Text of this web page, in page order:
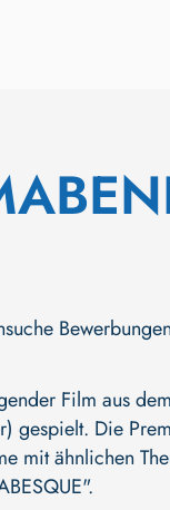
Film aus
gespielt. Die
mit ähnlichen
.